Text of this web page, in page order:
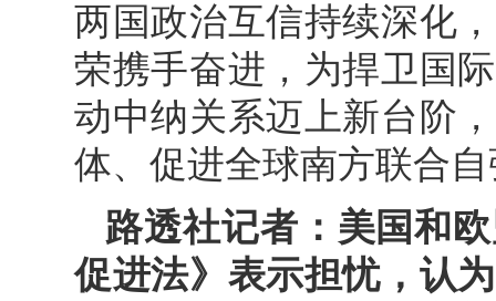
两国政治互信持续深化
荣携手奋进，为捍卫国
动中纳关系迈上新台阶
体、促进全球南方联合
路透社记者：美国和
促进法》表示担忧，认